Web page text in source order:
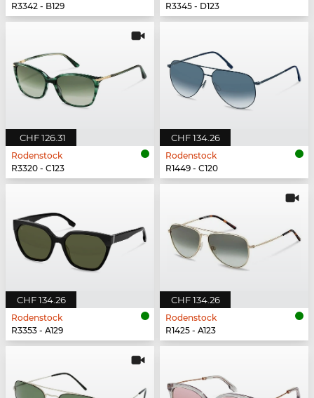
R3342 - B129
R3345 - D123
CHF 126.31
Rodenstock
R3320 - C123
CHF 134.26
Rodenstock
R1449 - C120
CHF 134.26
Rodenstock
R3353 - A129
CHF 134.26
Rodenstock
R1425 - A123